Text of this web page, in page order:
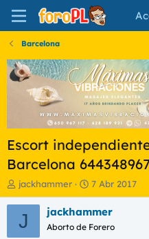
Barcelona
Escort
Barcelona 644348967
I
n
i
jackhammer
F
e
c
a
7 Abr 2017
J jackhammer
Aborto de Forero